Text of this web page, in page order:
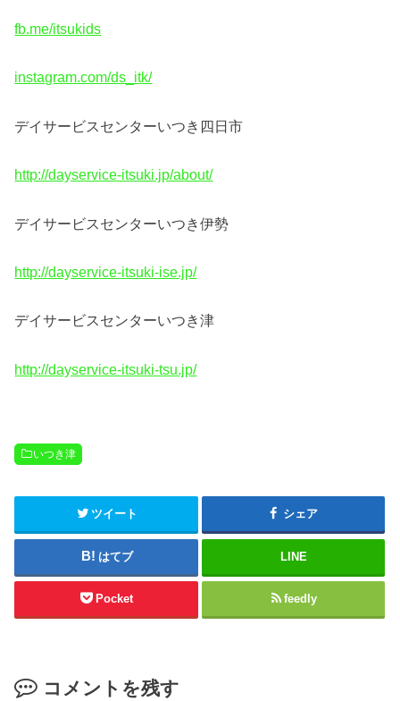
fb.me/itsukids
instagram.com/ds_itk/
デイサービスセンターいつき四日市
http://dayservice-itsuki.jp/about/
デイサービスセンターいつき伊勢
http://dayservice-itsuki-ise.jp/
デイサービスセンターいつき津
http://dayservice-itsuki-tsu.jp/
いつき津
ツイート シェア
はてブ LINE
Pocket feedly
コメントを残す